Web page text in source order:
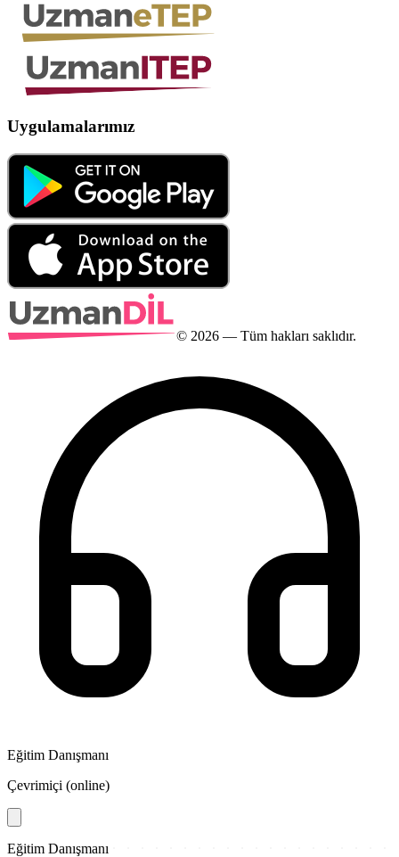
Uygulamalarımız
© 2026 — Tüm hakları saklıdır.
Eğitim Danışmanı
Çevrimiçi (online)
Eğitim Danışmanı